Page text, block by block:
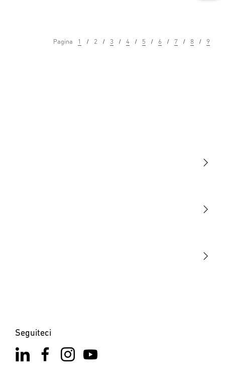
Pagina 1 2 3 4 5 6 7 8 9
Seguiteci